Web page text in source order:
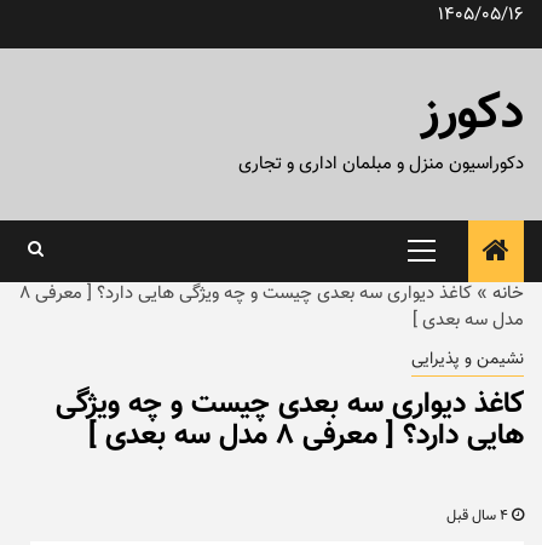
پرش1405/05/16
دکورز
دکوراسیون منزل و مبلمان اداری و تجاری
منوی
اصلی
خانه »
کاغذ دیواری سه بعدی چیست و چه ویژگی هایی دارد؟ [ معرفی ۸
مدل سه بعدی ]
نشیمن و پذیرایی
کاغذ دیواری سه بعدی چیست و چه ویژگی
هایی دارد؟ [ معرفی ۸ مدل سه بعدی ]